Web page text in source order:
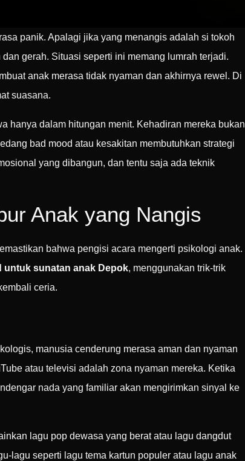
panik. Apalagi jika yang menangis adalah si tokoh
gerah. Situasi seperti ini memang lumrah terjadi.
anak merasa tidak nyaman dan akhirnya rewel. Di
suasana.
hanya dalam hitungan menit. Kehadiran mereka bukan
bad mood atau kesakitan membutuhkan strategi
yang dibangun, dan tentu saja ada teknik
Anak yang Nangis
bahwa pengisi acara mengerti psikologi anak.
untuk sunatan anak Depok, menggunakan trik-trik
ceria.
manusia cenderung merasa aman dan nyaman
atau televisi adalah zona nyaman mereka. Ketika
nada yang familiar akan mengirimkan sinyal ke
lagu pop dewasa yang berat atau lagu dangdut
lagu seperti lagu tema kartun populer atau lagu anak